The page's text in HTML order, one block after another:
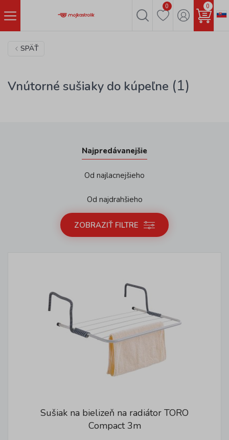
0 0
SPÄŤ
Vnútorné sušiaky do kúpeľne (1)
Najpredávanejšie
Od najlacnejšieho
Od najdrahšieho
ZOBRAZIŤ FILTRE
Sušiak na bielizeň na radiátor TORO
Compact 3m